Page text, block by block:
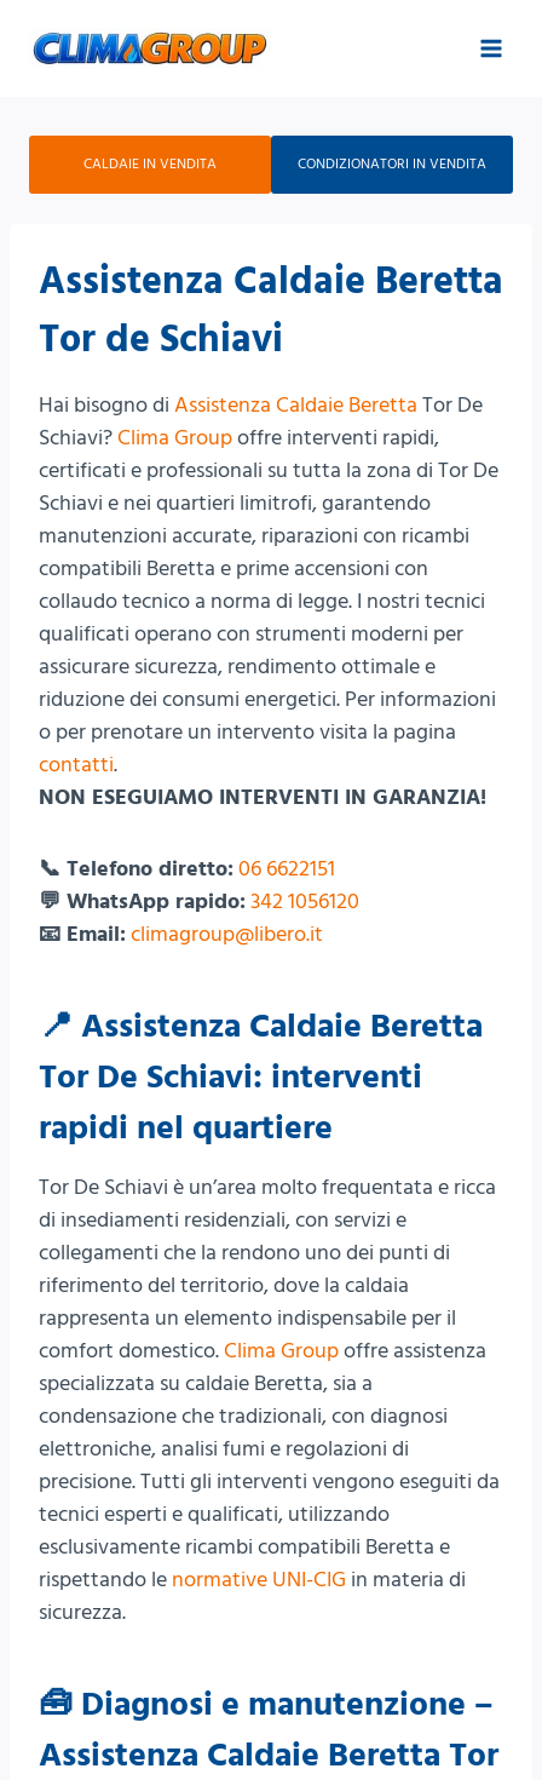
CALDAIE IN VENDITA CONDIZIONATORI IN VENDITA
Assistenza Caldaie Beretta
Tor de Schiavi
Hai bisogno di Assistenza Caldaie Beretta Tor De
Schiavi?Clima Groupoffre interventi rapidi,
certificati e professionali su tutta la zona di Tor De
Schiavi e nei quartieri limitrofi, garantendo
manutenzioni accurate, riparazioni con ricambi
compatibili Beretta e prime accensioni con
collaudo tecnico a norma di legge. I nostri tecnici
qualificati operano con strumenti moderni per
assicurare sicurezza, rendimento ottimale e
riduzione dei consumi energetici. Per informazioni
o per prenotare un intervento visita la pagina
contatti.
NON ESEGUIAMO INTERVENTI IN GARANZIA!
📞 Telefono diretto: 06 6622151
💬 WhatsApp rapido: 342 1056120
📧 Email: climagroup@libero.it
📍 Assistenza Caldaie Beretta
Tor De Schiavi: interventi
rapidi nel quartiere
Tor De Schiavi è un’area molto frequentata e ricca
di insediamenti residenziali, con servizi e
collegamenti che la rendono uno dei punti di
riferimento del territorio, dove la caldaia
rappresenta un elemento indispensabile per il
comfort domestico.Clima Groupoffre assistenza
specializzata su caldaie Beretta, sia a
condensazione che tradizionali, con diagnosi
elettroniche, analisi fumi e regolazioni di
precisione. Tutti gli interventi vengono eseguiti da
tecnici esperti e qualificati, utilizzando
esclusivamente ricambi compatibili Beretta e
rispettando le normative UNI-CIG in materia di
sicurezza.
🧰 Diagnosi e manutenzione –
Assistenza Caldaie Beretta Tor